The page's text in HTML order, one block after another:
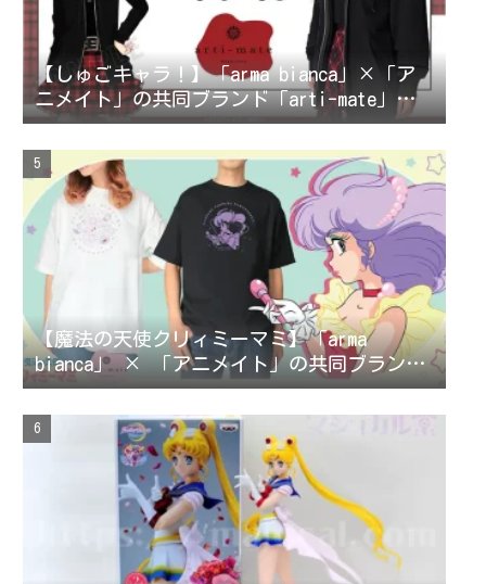
【しゅごキャラ！】「arma bianca」×「ア
ニメイト」の共同ブランド「arti-mate」に
よるオリジナルアパレル、雑貨の販売が決
定！
【魔法の天使クリィミーマミ】「arma
bianca」 × 「アニメイト」の共同ブランド
「arti-mate」によるオリジナルアパレル、
雑貨の販売が決定！